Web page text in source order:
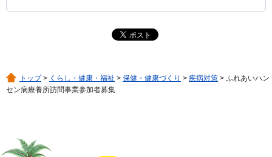
トップ> くらし・健康・福祉 > 保健・健康づくり > 疾病対策 > ふれあいハン
セン病療養所訪問事業参加者募集